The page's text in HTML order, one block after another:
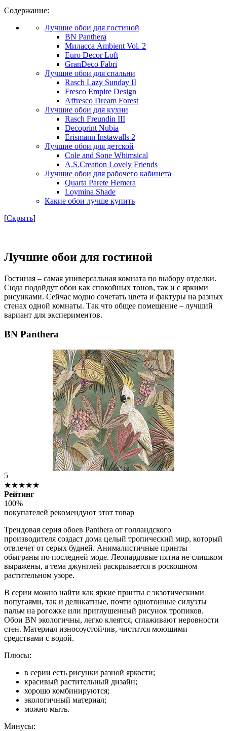
Содержание:
Лучшие обои для гостиной
BN Panthera
Миласса Ambient Vol. 2
Euro Decor Loft
GranDeco Fabri
Лучшие обои для спальни
Rasch Lazy Sunday II
Fresco Empire Design
Affresco Dream Forest
Лучшие обои для кухни
Rasch Freundin III
Decoprint Nubia
Erismann Instawalls 2
Лучшие обои для детской
Cole and Sone Whimsical
A.S.Creation Lovely Friends
Лучшие обои для рабочего кабинета
Quarta Parete Hemera
Loymina Shade
Какие обои лучше купить
[Скрыть]
Лучшие обои для гостиной
Гостиная – самая универсальная комната по выбору отделки.
Сюда подойдут обои как спокойных тонов, так и с яркими
рисунками. Сейчас модно сочетать цвета и фактуры на разных
стенах одной комнаты. Так что общее помещение – лучший
вариант для экспериментов.
BN Panthera
5
★★★★★
Рейтинг
100%
покупателей рекомендуют этот товар
Трендовая серия обоев Panthera от голландского
производителя создаст дома целый тропический мир, который
отвлечет от серых будней. Анималистичные принты
обыграны по последней моде. Леопардовые пятна не слишком
выражены, а тема джунглей раскрывается в роскошном
растительном узоре.
В серии можно найти как яркие принты с экзотическими
попугаями, так и деликатные, почти однотонные силуэты
пальм на рогожке или приглушенный рисунок тропиков.
Обои BN экологичны, легко клеятся, сглаживают неровности
стен. Материал износоустойчив, чистится моющими
средствами с водой.
Плюсы:
в серии есть рисунки разной яркости;
красивый растительный дизайн;
хорошо комбинируются;
экологичный материал;
можно мыть.
Минусы: